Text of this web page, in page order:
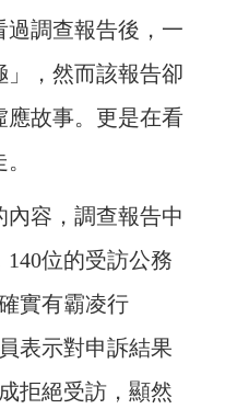
過調查報告後，一
」，然而該報告卻
應故事。更是在看
內容，調查報告中
位的受訪公務
實有霸凌行
表示對申訴結果
拒絕受訪，顯然